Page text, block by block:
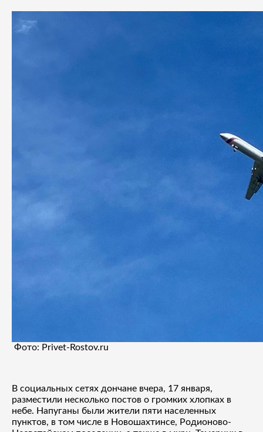
Фото: Privet-Rostov.ru
В социальных сетях дончане вчера, 17 января,
разместили несколько постов о громких хлопках в
небе. Напуганы были жители пяти населенных
пунктов, в том числе в Новошахтинсе, Родионово-